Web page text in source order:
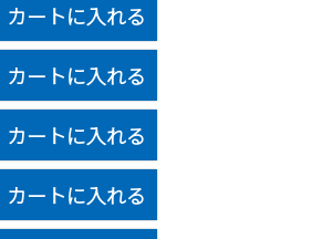
カートに入れる
カートに入れる
カートに入れる
カートに入れる